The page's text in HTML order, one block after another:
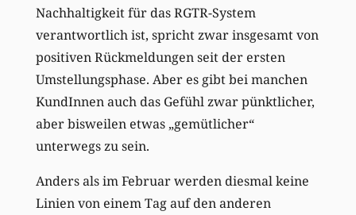
Nachhaltigkeit für das RGTR-System
verantwortlich ist, spricht zwar insgesamt von
positiven Rückmeldungen seit der ersten
Umstellungsphase. Aber es gibt bei manchen
KundInnen auch das Gefühl zwar pünktlicher,
aber bisweilen etwas „gemütlicher“
unterwegs zu sein.
Anders als im Februar werden diesmal keine
Linien von einem Tag auf den anderen